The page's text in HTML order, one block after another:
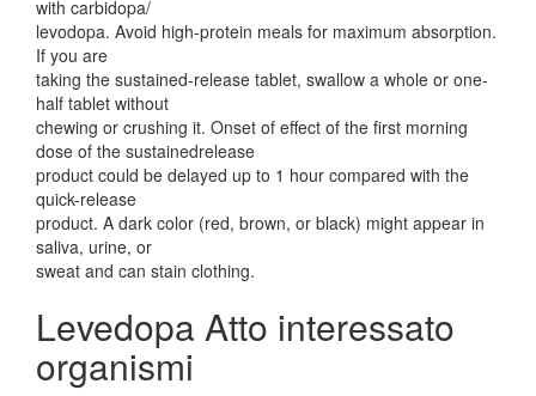
with carbidopa/
levodopa. Avoid high-protein meals for maximum absorption.
If you are
taking the sustained-release tablet, swallow a whole or one-
half tablet without
chewing or crushing it. Onset of effect of the first morning
dose of the sustainedrelease
product could be delayed up to 1 hour compared with the
quick-release
product. A dark color (red, brown, or black) might appear in
saliva, urine, or
sweat and can stain clothing.
Levedopa Atto interessato
organismi